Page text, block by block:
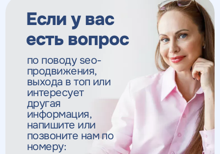
Если у вас
есть вопрос
по поводу seo-
продвижения,
выхода в топ или
интересует
другая
информация,
напишите или
позвоните нам по
номеру: